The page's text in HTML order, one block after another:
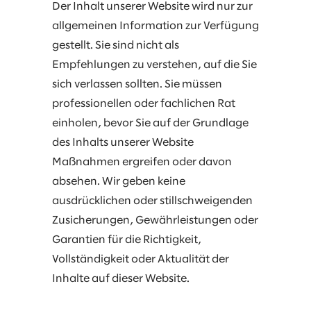
Der Inhalt unserer Website wird nur zur
allgemeinen Information zur Verfügung
gestellt. Sie sind nicht als
Empfehlungen zu verstehen, auf die Sie
sich verlassen sollten. Sie müssen
professionellen oder fachlichen Rat
einholen, bevor Sie auf der Grundlage
des Inhalts unserer Website
Maßnahmen ergreifen oder davon
absehen. Wir geben keine
ausdrücklichen oder stillschweigenden
Zusicherungen, Gewährleistungen oder
Garantien für die Richtigkeit,
Vollständigkeit oder Aktualität der
Inhalte auf dieser Website.